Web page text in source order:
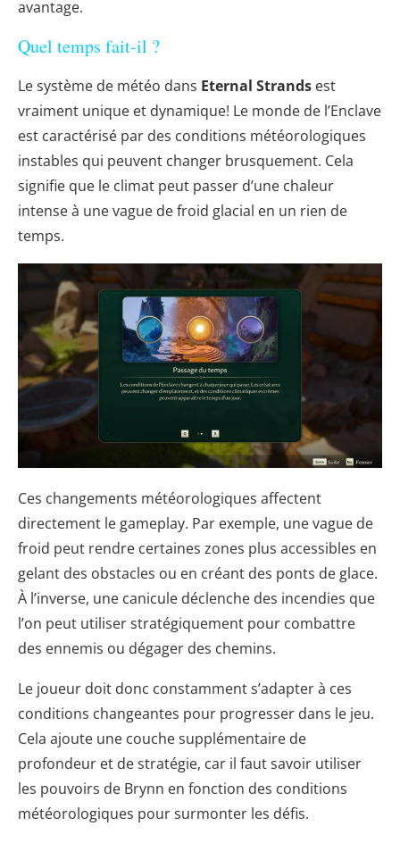
avantage.
Quel temps fait-il ?
Le système de météo dans Eternal Strands est
vraiment unique et dynamique! Le monde de l’Enclave
est caractérisé par des conditions météorologiques
instables qui peuvent changer brusquement. Cela
signifie que le climat peut passer d’une chaleur
intense à une vague de froid glacial en un rien de
temps.
Ces changements météorologiques affectent
directement le gameplay. Par exemple, une vague de
froid peut rendre certaines zones plus accessibles en
gelant des obstacles ou en créant des ponts de glace.
À l’inverse, une canicule déclenche des incendies que
l’on peut utiliser stratégiquement pour combattre
des ennemis ou dégager des chemins.
Le joueur doit donc constamment s’adapter à ces
conditions changeantes pour progresser dans le jeu.
Cela ajoute une couche supplémentaire de
profondeur et de stratégie, car il faut savoir utiliser
les pouvoirs de Brynn en fonction des conditions
météorologiques pour surmonter les défis.